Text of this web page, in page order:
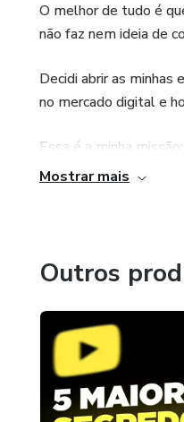
O melhor de tudo é
não faz nem ideia de
Decidi abrir as minhas
no mercado digital e
Essa é a minha
Mostrar mais
Outros